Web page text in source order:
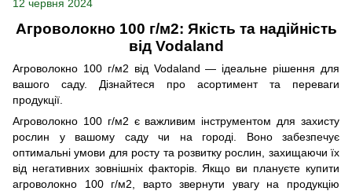
12 червня 2024
Агроволокно 100 г/м2: Якість та надійність
від Vodaland
Агроволокно 100 г/м2 від Vodaland — ідеальне рішення для
вашого саду. Дізнайтеся про асортимент та переваги
продукції.
Агроволокно 100 г/м2 є важливим інструментом для захисту
рослин у вашому саду чи на городі. Воно забезпечує
оптимальні умови для росту та розвитку рослин, захищаючи їх
від негативних зовнішніх факторів. Якщо ви плануєте купити
агроволокно 100 г/м2, варто звернути увагу на продукцію